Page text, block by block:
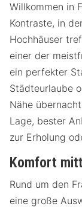
Willkommen in
Kontraste, in
Hochhäuser
einer der
ein perfekter
Städteurlaube
Nähe
Lage, bester
zur Erholung
Komfort
Rund um den
eine große